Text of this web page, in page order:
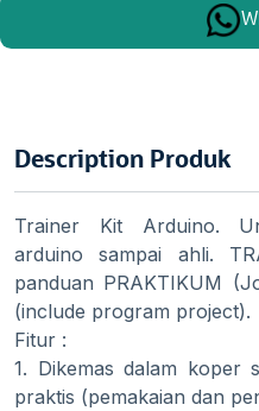
Description Produk
Trainer Kit Arduino.
arduino sampai ahli.
panduan PRAKTIKUM
(include program project).
Fitur :
1. Dikemas dalam koper
praktis (pemakaian dan